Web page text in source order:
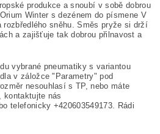
produkce a snoubí v sobě dobrou
Winter s dezénem do písmene V
sněhu. Směs pryže si drží
a zajišťuje tak dobrou přilnavost a
vybrané pneumatiky s variantou
v záložce "Parametry" pod
nesouhlasí s TP, nebo máte
kontaktujte nás
telefonicky +420603549173. Rádi